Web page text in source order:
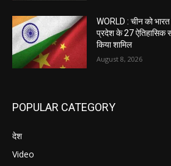
WORLD : चीन को
प्रदेश के 27 ऐतिहासिक
किया शामिल
August 8, 2026
POPULAR CATEGORY
देश
Video